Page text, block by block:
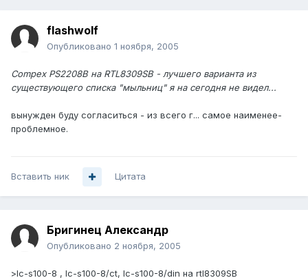
flashwolf
Опубликовано 1 ноября, 2005
Compex PS2208B на RTL8309SB - лучшего варианта из
существующего списка "мыльниц" я на сегодня не видел...
вынужден буду согласиться - из всего г... самое наименее-
проблемное.
Вставить ник Цитата
Бригинец Александр
Опубликовано 2 ноября, 2005
>lc-s100-8 , lc-s100-8/ct, lc-s100-8/din на rtl8309SB